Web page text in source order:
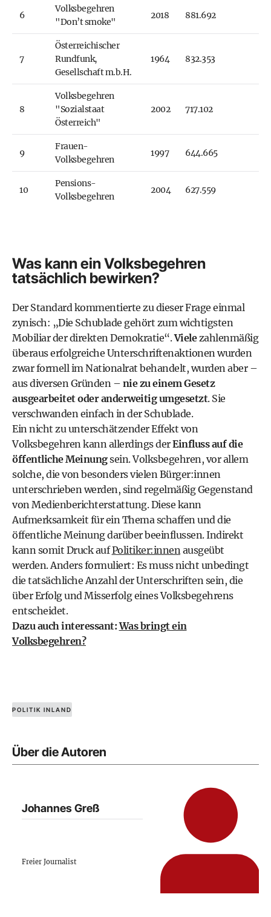
6
Volksbegehren
"Don’t smoke"
2018 881.692
7
Österreichischer
Rundfunk,
Gesellschaft m.b.H.
1964 832.353
8
Volksbegehren
"Sozialstaat
Österreich"
2002 717.102
9
Frauen-
Volksbegehren
1997 644.665
10
Pensions-
Volksbegehren
2004 627.559
Was kann ein Volksbegehren
tatsächlich bewirken?
Der Standard kommentierte zu dieser Frage einmal
zynisch: „Die Schublade gehört zum wichtigsten
Mobiliar der direkten Demokratie“.Vielezahlenmäßig
überaus erfolgreiche Unterschriftenaktionen wurden
zwar formell im Nationalrat behandelt, wurden aber –
aus diversen Gründen – nie zu einem Gesetz
ausgearbeitet oder anderweitig umgesetzt. Sie
verschwanden einfach in der Schublade.
Ein nicht zu unterschätzender Effekt von
Volksbegehren kann allerdings derEinfluss auf die
öffentliche Meinungsein. Volksbegehren, vor allem
solche, die von besonders vielen Bürger:innen
unterschrieben werden, sind regelmäßig Gegenstand
von Medienberichterstattung. Diese kann
Aufmerksamkeit für ein Thema schaffen und die
öffentliche Meinung darüber beeinflussen. Indirekt
kann somit Druck aufPolitiker:innenausgeübt
werden. Anders formuliert: Es muss nicht unbedingt
die tatsächliche Anzahl der Unterschriften sein, die
über Erfolg und Misserfolg eines Volksbegehrens
entscheidet.
Dazu auch interessant:Was bringt ein
Volksbegehren?
POLITIK INLAND
Über die Autoren
Johannes Greß
Freier Journalist